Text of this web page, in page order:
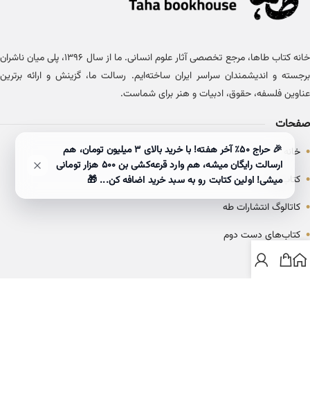
خانه کتاب طاها، مرجع تخصصی آثار علوم انسانی. ما از سال ۱۳۹۶، پلی میان ناشران
برجسته و اندیشمندان سراسر ایران ساخته‌ایم. رسالت ما، گزینش و ارائه برترین
عناوین فلسفه، حقوق، ادبیات و هنر برای شماست.
صفحات
• خانه
• کتاب‌ها
• کاتالوگ انتشارات طه
• کتاب‌های دست دوم
• بلاگ
🎉 حراج ۵۰٪ آخر هفته! با خرید بالای 3 میلیون تومان، هم
ارسالت رایگان میشه، هم وارد قرعه‌کشی بن ۵۰۰ هزار تومانی
میشی! اولین کتابت رو به سبد خرید اضافه کن... 🎁